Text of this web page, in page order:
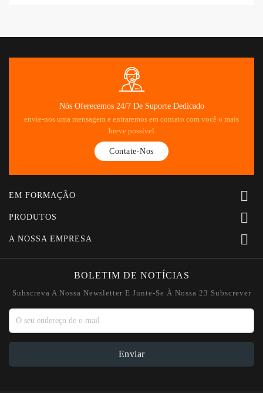
Nós Oferecemos 24/7 De Suporte Dedicado
envie-nos uma mensagem e entraremos em contato com você o mais
breve possível
Contate-Nos
EM FORMAÇÃO 
PRODUTOS 
A NOSSA EMPRESA 
BOLETIM DE NOTÍCIAS
Subscreva A Nossa Newsletter E Junte-Se À Nossa 23 Subscrever